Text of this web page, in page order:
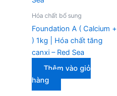
Hóa chất bổ sung
Foundation A ( Calcium +
) 1kg | Hóa chất tăng
canxi – Red Sea
Thêm vào giỏ
hàng